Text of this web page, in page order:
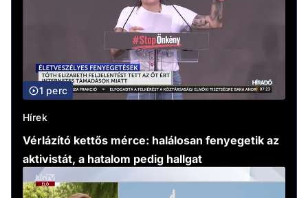
1 perc
Hírek
Vérlázító kettős mérce: halálosan fenyegetik az
aktivistát, a hatalom pedig hallgat